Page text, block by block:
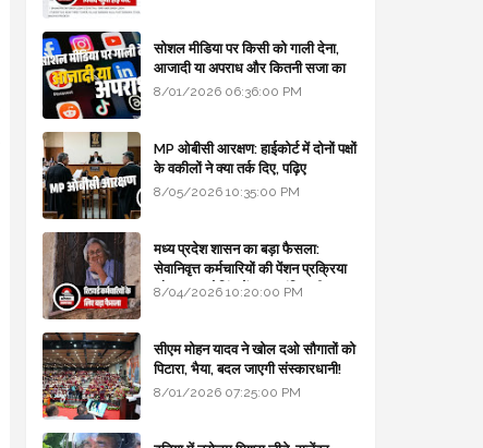
सोशल मीडिया पर किसी को गाली देना,
आजादी या अपराध और कितनी सजा का
प्रावधान - free legal advice
8/01/2026 06:36:00 PM
MP ओबीसी आरक्षण: हाईकोर्ट में दोनों पक्षों
के वकीलों ने क्या तर्क दिए, पढ़िए
8/05/2026 10:35:00 PM
मध्य प्रदेश शासन का बड़ा फैसला:
सेवानिवृत्त कर्मचारियों की पेंशन प्रक्रिया
और बजट कोडिंग में हुए क्रांतिकारी
8/04/2026 10:20:00 PM
सीएम मोहन यादव ने खोल दओ सौगातों को
पिटारा, भैया, बदल जाएगी संस्कारधानी!
8/01/2026 07:25:00 PM